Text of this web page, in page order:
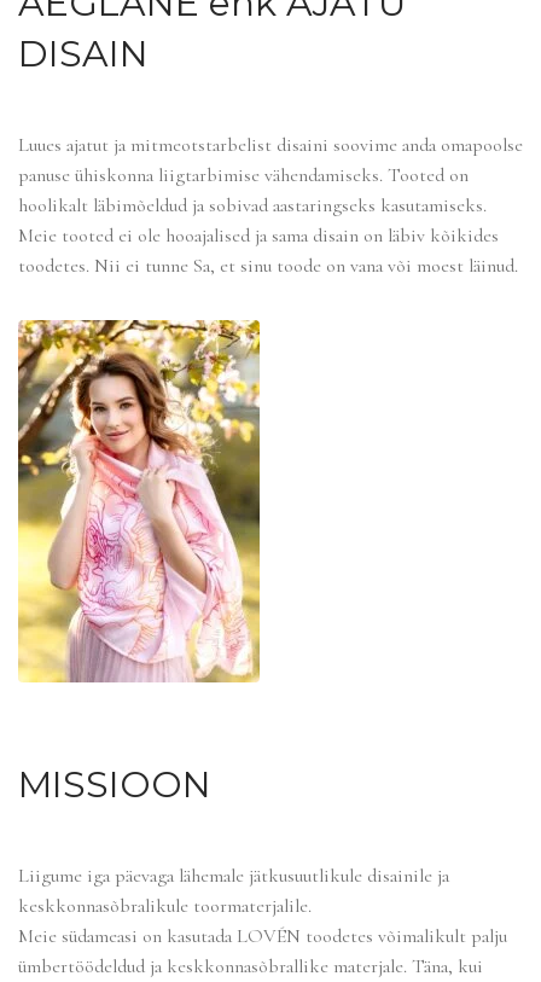
DISAIN
Luues ajatut ja mitmeotstarbelist disaini soovime anda omapoolse
panuse ühiskonna liigtarbimise vähendamiseks. Tooted on
hoolikalt läbimõeldud ja sobivad aastaringseks kasutamiseks.
Meie tooted ei ole hooajalised ja sama disain on läbiv kõikides
toodetes. Nii ei tunne Sa, et sinu toode on vana või moest läinud.
MISSIOON
Liigume iga päevaga lähemale jätkusuutlikule disainile ja
keskkonnasõbralikule toormaterjalile.
Meie südameasi on kasutada LOVÉN toodetes võimalikult palju
ümbertöödeldud ja keskkonnasõbrallike materjale. Täna, kui